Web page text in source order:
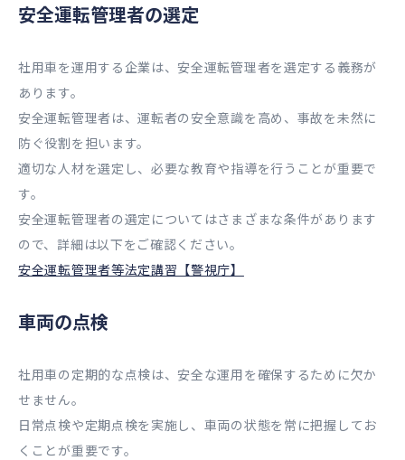
安全運転管理者の選定
社用車を運用する企業は、安全運転管理者を選定する義務が
あります。
安全運転管理者は、運転者の安全意識を高め、事故を未然に
防ぐ役割を担います。
適切な人材を選定し、必要な教育や指導を行うことが重要で
す。
安全運転管理者の選定についてはさまざまな条件があります
ので、詳細は以下をご確認ください。
安全運転管理者等法定講習【警視庁】
車両の点検
社用車の定期的な点検は、安全な運用を確保するために欠か
せません。
日常点検や定期点検を実施し、車両の状態を常に把握してお
くことが重要です。